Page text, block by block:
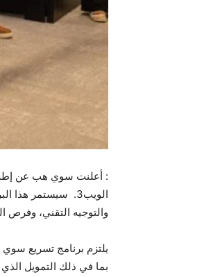
: أعلنت سوي هب عن
والتوجيه التقني،
يلتزم برنامج تسريع